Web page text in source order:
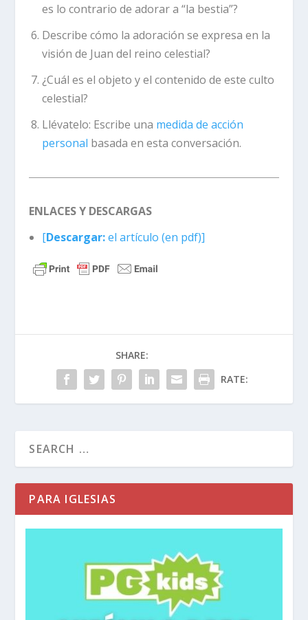
es lo contrario de adorar a “la bestia”?
Describe cómo la adoración se expresa en la
visión de Juan del reino celestial?
¿Cuál es el objeto y el contenido de este culto
celestial?
Llévatelo: Escribe una medida de acción
personal basada en esta conversación.
ENLACES Y DESCARGAS
[Descargar:el artículo (en pdf)]
SHARE:
RATE:
PARA IGLESIAS